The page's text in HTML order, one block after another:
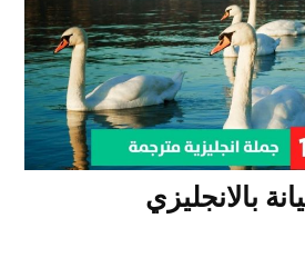
بالانجليزي